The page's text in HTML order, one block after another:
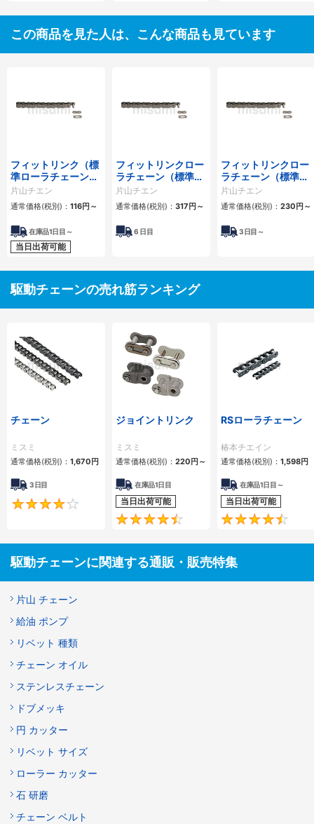
この商品を見た人は、こんな商品も見ています
フィットリンク（標
準ローラチェーン）
1列
片山チエン
通常価格(税別)： 116円 ～
在庫品1日目～
当日出荷可能
フィットリンクロー
ラチェーン（標準ロ
ーラチェーン） 4列
片山チエン
通常価格(税別)： 317 円 ～
6 日目
フィットリンクロー
ラチェーン（標準ロ
ーラチェーン） 3列
片山チエン
通常価格(税別)： 230 円 ～
3 日目～
駆動チェーンの売れ筋ランキング
チェーン
ミスミ
通常価格(税別)： 1,670 円
3日目
4.2
ジョイントリンク
ミスミ
通常価格(税別)： 220 円 ～
在庫品1日目
当日出荷可能
4.5
RSローラチェーン
椿本チエイン
通常価格(税別)： 1,598円
在庫品1日目～
当日出荷可能
駆動チェーンに関連する通販・販売特集
片山 チェーン
給油 ポンプ
リベット 種類
チェーン オイル
ステンレスチェーン
ドブメッキ
円 カッター
リベット サイズ
ローラー カッター
石 研磨
チェーン ベルト